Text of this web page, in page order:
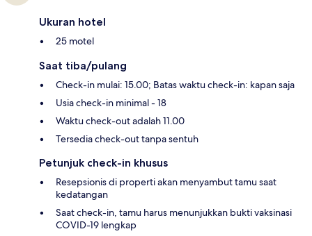
Ukuran hotel
25 motel
Saat tiba/pulang
Check-in mulai: 15.00; Batas waktu check-in: kapan saja
Usia check-in minimal - 18
Waktu check-out adalah 11.00
Tersedia check-out tanpa sentuh
Petunjuk check-in khusus
Resepsionis di properti akan menyambut tamu saat
kedatangan
Saat check-in, tamu harus menunjukkan bukti vaksinasi
COVID-19 lengkap